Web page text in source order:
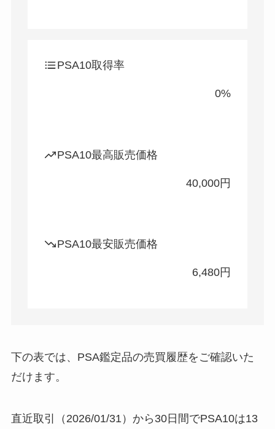
PSA10取得率
0%
PSA10最高販売価格
40,000円
PSA10最安販売価格
6,480円
下の表では、PSA鑑定品の売買履歴をご確認いた
だけます。
直近取引（2026/01/31）から30日間でPSA10は13